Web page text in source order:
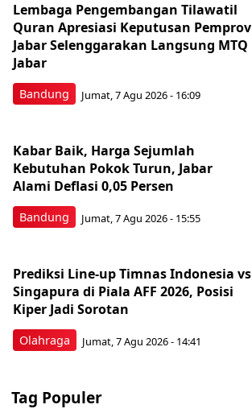
Bandung
Lembaga Pengembangan Tilawatil
Quran Apresiasi Keputusan Pemprov
Jabar Selenggarakan Langsung MTQ
Jabar
Jumat, 7 Agu 2026 - 16:09
Bandung
Kabar Baik, Harga Sejumlah
Kebutuhan Pokok Turun, Jabar
Alami Deflasi 0,05 Persen
Jumat, 7 Agu 2026 - 15:55
Olahraga
Prediksi Line-up Timnas Indonesia vs
Singapura di Piala AFF 2026, Posisi
Kiper Jadi Sorotan
Jumat, 7 Agu 2026 - 14:41
Tag Populer